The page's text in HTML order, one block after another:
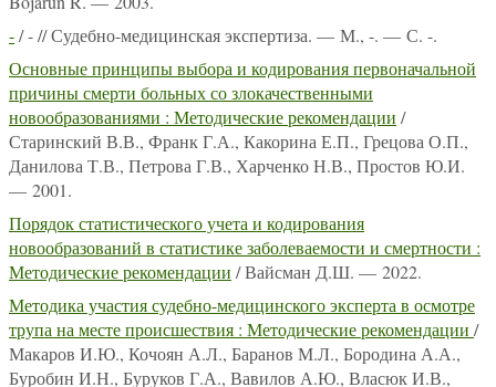
-/ - // Судебно-медицинская экспертиза. — М., -. — С. -.
Основные принципы выбора и кодирования первоначальной
причины смерти больных со злокачественными
новообразованиями : Методические рекомендации /
Старинский В.В., Франк Г.А., Какорина Е.П., Грецова О.П.,
Данилова Т.В., Петрова Г.В., Харченко Н.В., Простов Ю.И.
— 2001.
Порядок статистического учета и кодирования
новообразований в статистике заболеваемости и смертности :
Методические рекомендации / Вайсман Д.Ш. — 2022.
Методика участия судебно-медицинского эксперта в осмотре
трупа на месте происшествия : Методические рекомендации /
Макаров И.Ю., Кочоян А.Л., Баранов М.Л., Бородина А.А.,
Буробин И.Н., Буруков Г.А., Вавилов А.Ю., Власюк И.В.,